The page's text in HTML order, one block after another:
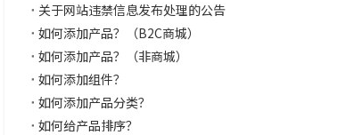
关于网站违禁信息发布处理的公告
如何添加产品？（B2C商城）
如何添加产品？（非商城）
如何添加组件？
如何添加产品分类？
如何给产品排序？